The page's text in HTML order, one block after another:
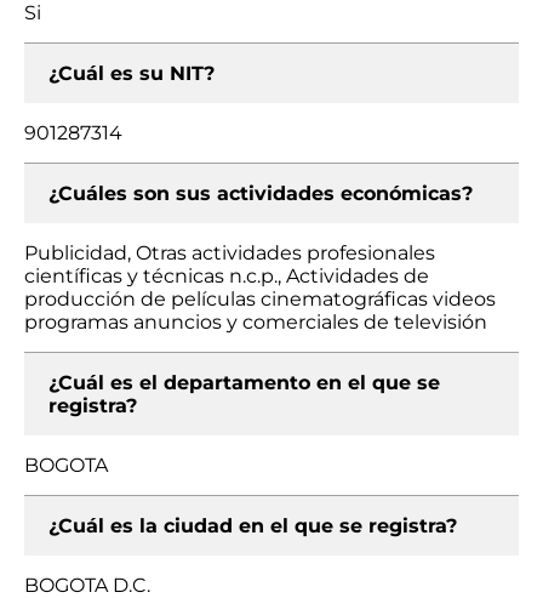
Si
¿Cuál es su NIT?
901287314
¿Cuáles son sus actividades económicas?
Publicidad, Otras actividades profesionales
científicas y técnicas n.c.p., Actividades de
producción de películas cinematográficas videos
programas anuncios y comerciales de televisión
¿Cuál es el departamento en el que se
registra?
BOGOTA
¿Cuál es la ciudad en el que se registra?
BOGOTA D.C.